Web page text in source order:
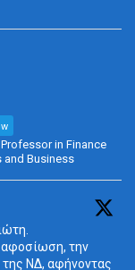
in Finance
and Business
αφοσίωση, την
της ΝΔ, αφήνοντας